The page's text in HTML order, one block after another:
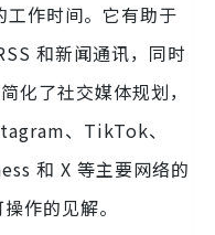
工作时间。它有助于
和新闻通讯，同时
化了社交媒体规划，
、TikTok、
和 X 等主要网络的
作的见解。